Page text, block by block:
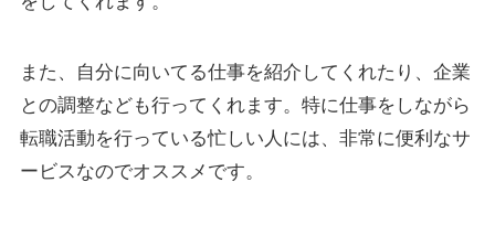
また、自分に向いてる仕事を紹介してくれたり、企業
との調整なども行ってくれます。特に仕事をしながら
転職活動を行っている忙しい人には、非常に便利なサ
ービスなのでオススメです。